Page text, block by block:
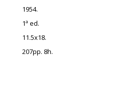
1954.
1ª ed.
11.5x18.
207pp. 8h.